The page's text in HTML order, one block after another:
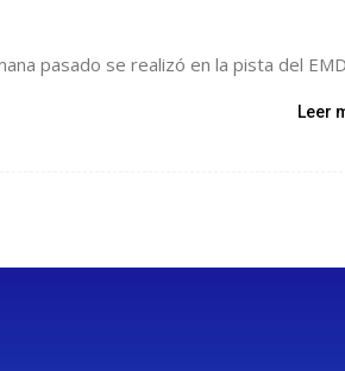
pasado se realizó en la pista del
Leer